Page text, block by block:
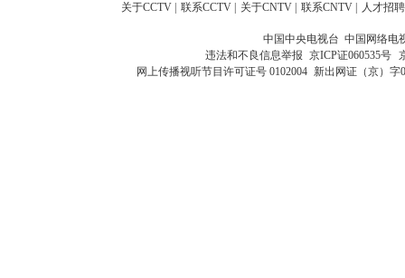
关于CCTV 联系CCTV 关于CNTV 联系CNTV 人才招聘
中国中央电视台 中国网络电
违法和不良信息举报 京ICP证060535号
网上传播视听节目许可证号 0102004 新出网证（京）